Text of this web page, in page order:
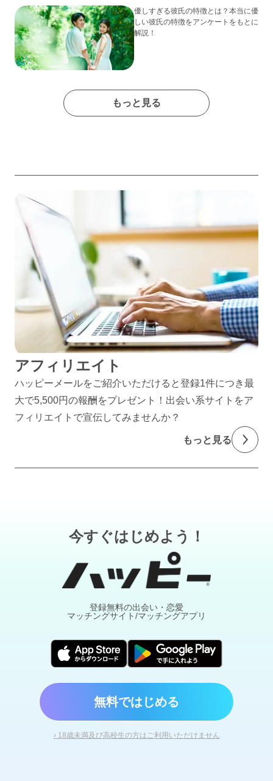
優しすぎる彼氏の特徴とは？本当に優
しい彼氏の特徴をアンケートをもとに
解説！
もっと見る
アフィリエイト
ハッピーメールをご紹介いただけると登録1件につき最
大で5,500円の報酬をプレゼント！出会い系サイトをア
フィリエイトで宣伝してみませんか？
もっと見る
今すぐはじめよう！
登録無料の出会い・恋愛
マッチングサイト/マッチングアプリ
無料ではじめる
› 18歳未満及び高校生の方はご利用いただけません